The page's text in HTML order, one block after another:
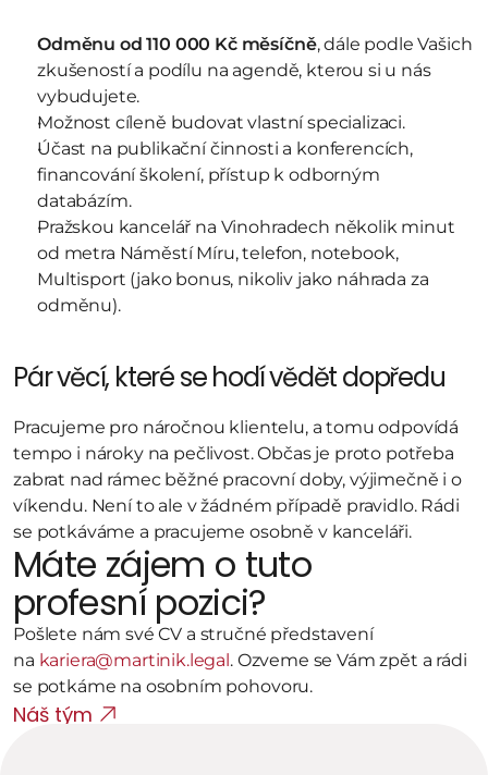
Odměnu od 110 000 Kč měsíčně, dále podle Vašich
zkušeností a podílu na agendě, kterou si u nás
vybudujete.
Možnost cíleně budovat vlastní specializaci.
Účast na publikační činnosti a konferencích,
financování školení, přístup k odborným
databázím.
Pražskou kancelář na Vinohradech několik minut
od metra Náměstí Míru, telefon, notebook,
Multisport (jako bonus, nikoliv jako náhrada za
odměnu).
Pár věcí, které se hodí vědět dopředu
Pracujeme pro náročnou klientelu, a tomu odpovídá
tempo i nároky na pečlivost. Občas je proto potřeba
zabrat nad rámec běžné pracovní doby, výjimečně i o
víkendu. Není to ale v žádném případě pravidlo. Rádi
se potkáváme a pracujeme osobně v kanceláři.
Máte zájem o tuto
profesní pozici?
Náš tým
Pošlete nám své CV a stručné představení
na kariera@martinik.legal. Ozveme se Vám zpět a rádi
se potkáme na osobním pohovoru.